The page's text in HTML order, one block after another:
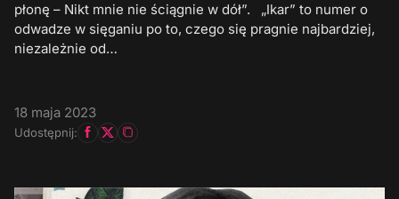
płonę – Nikt mnie nie ściągnie w dół”. „Ikar” to numer o
odwadze w sięganiu po to, czego się pragnie najbardziej,
niezależnie od…
18 maja 2023
Udostępnij: